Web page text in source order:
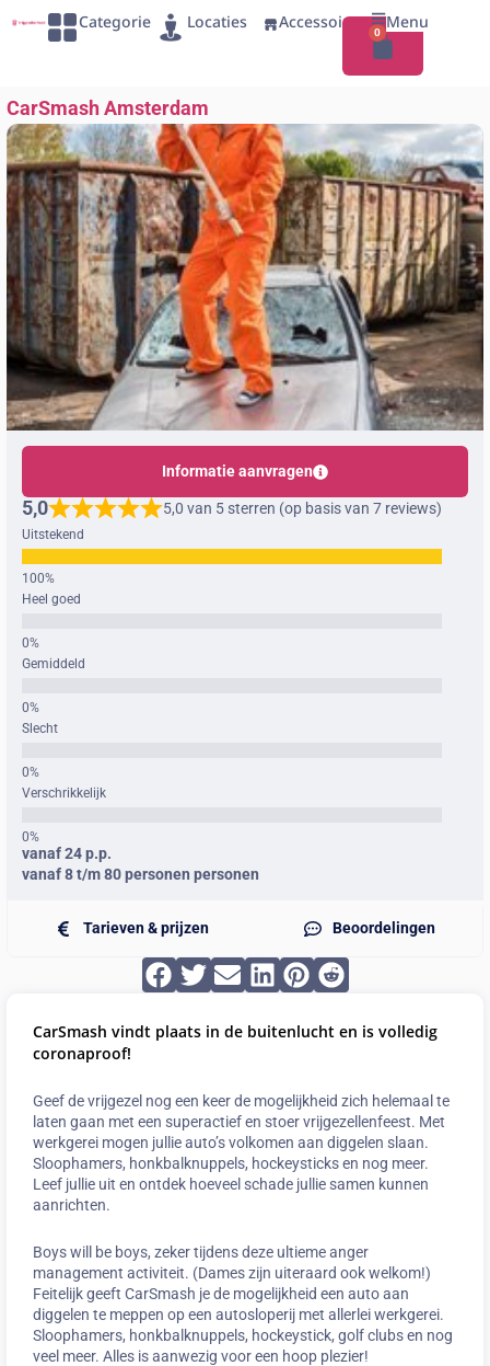
Categorie Locaties Accessoires
0
Menu
CarSmash Amsterdam
CarSmash vindt plaats in de buitenlucht en is volledig
coronaproof!
Geef de vrijgezel nog een keer de mogelijkheid zich helemaal te
laten gaan met een superactief en stoer vrijgezellenfeest. Met
werkgerei mogen jullie auto’s volkomen aan diggelen slaan.
Sloophamers, honkbalknuppels, hockeysticks en nog meer.
Leef jullie uit en ontdek hoeveel schade jullie samen kunnen
aanrichten.
Boys will be boys, zeker tijdens deze ultieme anger
management activiteit. (Dames zijn uiteraard ook welkom!)
Feitelijk geeft CarSmash je de mogelijkheid een auto aan
diggelen te meppen op een autosloperij met allerlei werkgerei.
Sloophamers, honkbalknuppels, hockeystick, golf clubs en nog
veel meer. Alles is aanwezig voor een hoop plezier!
Informatie aanvragen
5,0 5,0 van 5 sterren (op basis van 7 reviews)
Uitstekend
Heel goed
Gemiddeld
Slecht
Verschrikkelijk
vanaf 24 p.p.
vanaf 8 t/m 80 personen personen
Tarieven & prijzen Beoordelingen